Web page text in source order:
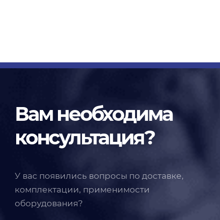
Вам необходима
консультация?
У вас появились вопросы по доставке,
комплектации, применимости
оборудования?